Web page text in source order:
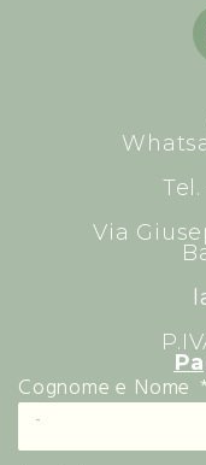
Tel.
Via
Cognome e Nome